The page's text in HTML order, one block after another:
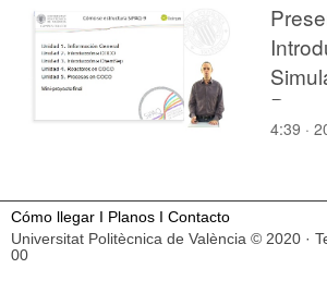
4:39 ·
Cómo llegar I Planos I Contacto
Universitat Politècnica de València © 2020 ·
00